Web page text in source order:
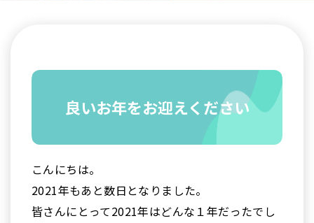
良いお年をお迎えください
こんにちは。
2021年もあと数日となりました。
皆さんにとって2021年はどんな１年だったでし